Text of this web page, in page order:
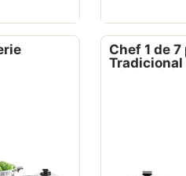
Chef 1 de
Tradicional